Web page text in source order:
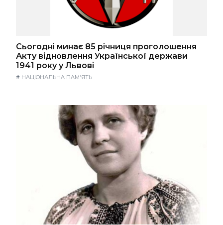
Сьогодні минає 85 річниця проголошення
Акту відновлення Української держави
1941 року у Львові
# НАЦІОНАЛЬНА ПАМ'ЯТЬ